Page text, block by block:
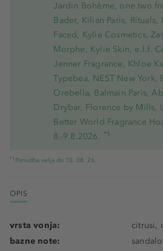
Jardin Bohème,
Bader, Kilian Paris, Rituals,
Faced, Kylie Cosmetics,
Morphe, Kylie Skin, e.l.f.
Jenner Fragrance, Khloe
Typebea, NEST New York,
Orebella, Balmain Paris,
Drybar, Florence by Mills,
Better World Fragrance
8.-9.8.2026. *1
*1 Ponudba velja do 10. 08. 26.
OPIS
vrsta vonja:
citrusi,
bazne note: